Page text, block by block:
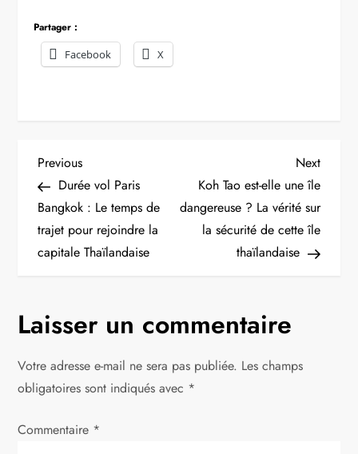
Partager :
Facebook
X
N
a
v
g
a
t
i
Previous
Post
Previous
Durée vol Paris
Bangkok : Le temps de
trajet pour rejoindre la
capitale Thaïlandaise
Next
Post
Next
Koh Tao est-elle une île
dangereuse ? La vérité sur
la sécurité de cette île
thaïlandaise
Laisser un commentaire
Votre adresse e-mail ne sera pas publiée. Les champs
obligatoires sont indiqués avec *
Commentaire *